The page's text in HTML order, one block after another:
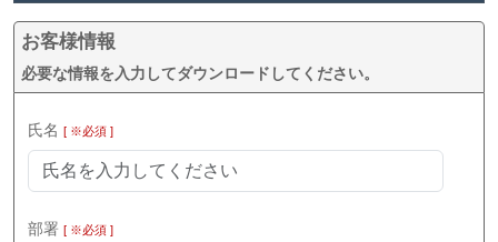
お客様情報
必要な情報を入力してダウンロードしてください。
氏名 [ ※必須 ]
部署 [ ※必須 ]